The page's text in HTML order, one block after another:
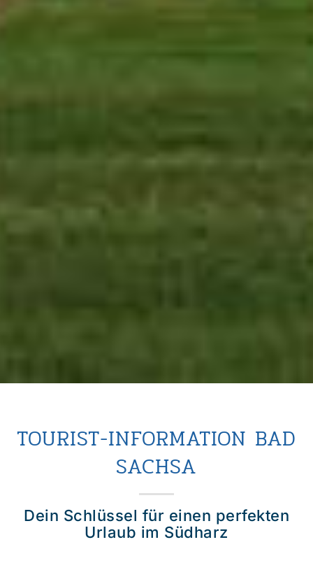
TOURIST-INFORMATION BAD
SACHSA
Dein Schlüssel für einen perfekten
Urlaub im Südharz